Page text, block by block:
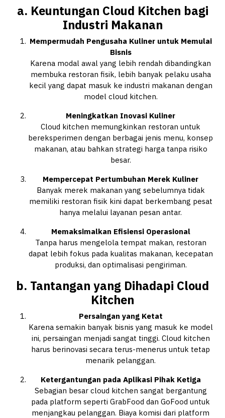
a. Keuntungan Cloud Kitchen bagi
Industri Makanan
Mempermudah Pengusaha Kuliner untuk Memulai
Bisnis
Karena modal awal yang lebih rendah dibandingkan
membuka restoran fisik, lebih banyak pelaku usaha
kecil yang dapat masuk ke industri makanan dengan
model cloud kitchen.
Meningkatkan Inovasi Kuliner
Cloud kitchen memungkinkan restoran untuk
bereksperimen dengan berbagai jenis menu, konsep
makanan, atau bahkan strategi harga tanpa risiko
besar.
Mempercepat Pertumbuhan Merek Kuliner
Banyak merek makanan yang sebelumnya tidak
memiliki restoran fisik kini dapat berkembang pesat
hanya melalui layanan pesan antar.
Memaksimalkan Efisiensi Operasional
Tanpa harus mengelola tempat makan, restoran
dapat lebih fokus pada kualitas makanan, kecepatan
produksi, dan optimalisasi pengiriman.
b. Tantangan yang Dihadapi Cloud
Kitchen
Persaingan yang Ketat
Karena semakin banyak bisnis yang masuk ke model
ini, persaingan menjadi sangat tinggi. Cloud kitchen
harus berinovasi secara terus-menerus untuk tetap
menarik pelanggan.
Ketergantungan pada Aplikasi Pihak Ketiga
Sebagian besar cloud kitchen sangat bergantung
pada platform seperti GrabFood dan GoFood untuk
menjangkau pelanggan. Biaya komisi dari platform